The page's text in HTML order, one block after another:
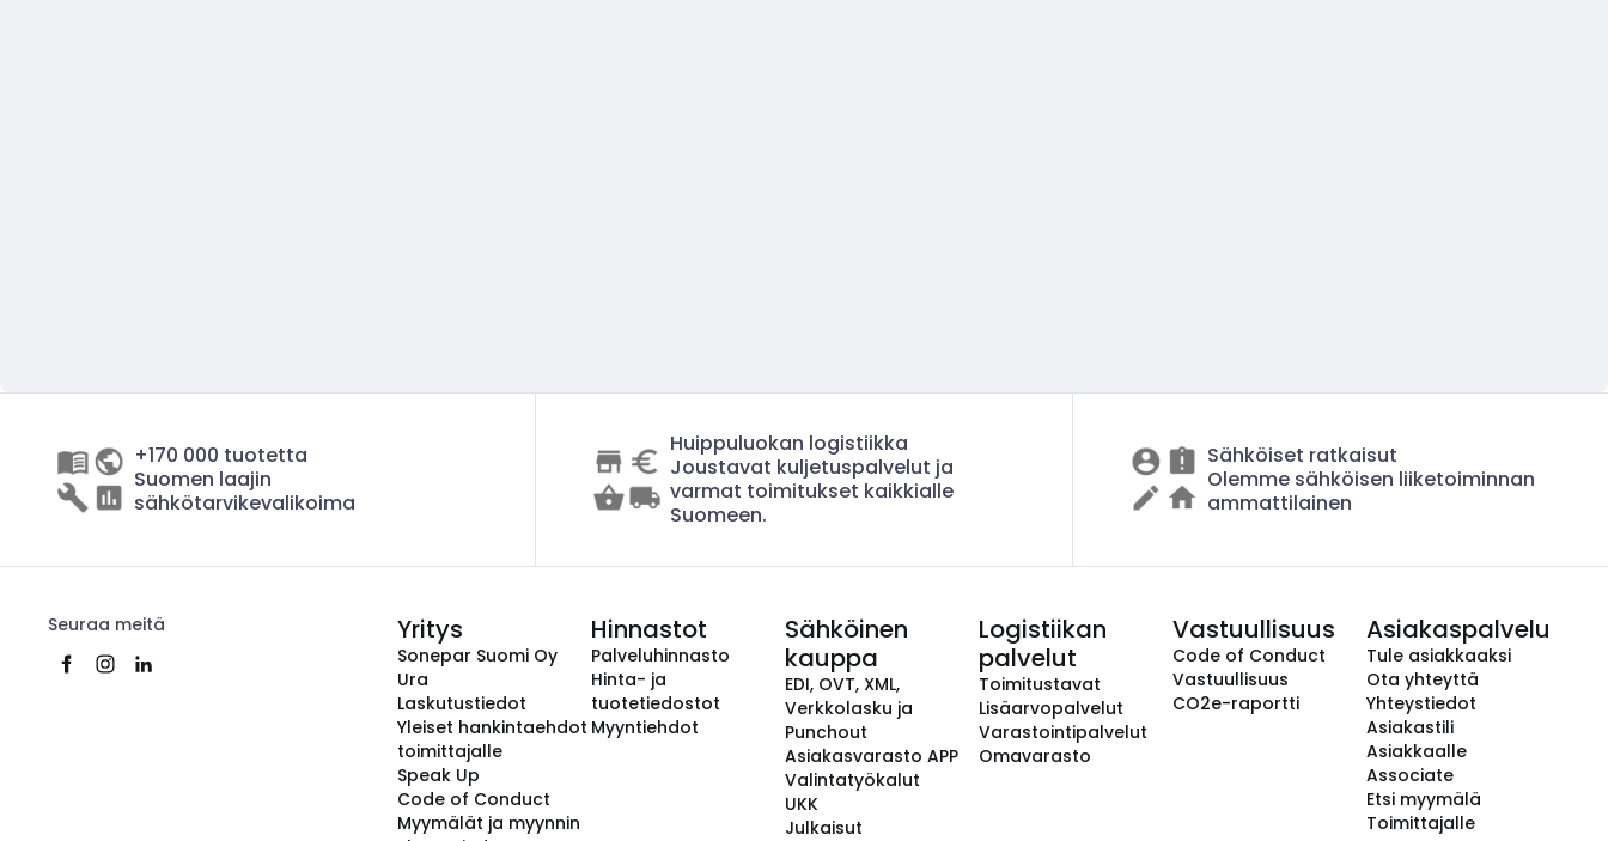
+170 000 tuotetta
Suomen laajin
sähkötarvikevalikoima
Huippuluokan logistiikka
Joustavat kuljetuspalvelut ja
varmat toimitukset kaikkialle
Suomeen.
Sähköiset ratkaisut
Olemme sähköisen liiketoiminnan
ammattilainen
Seuraa meitä Yritys
Sonepar Suomi Oy
Ura
Laskutustiedot
Yleiset hankintaehdot
toimittajalle
Speak Up
Code of Conduct
Myymälät ja myynnin
Hinnastot
Palveluhinnasto
Hinta- ja
tuotetiedostot
Myyntiehdot
Sähköinen
kauppa
EDI, OVT, XML,
Verkkolasku ja
Punchout
Asiakasvarasto APP
Valintatyökalut
UKK
Julkaisut
Logistiikan
palvelut
Toimitustavat
Lisäarvopalvelut
Varastointipalvelut
Omavarasto
Vastuullisuus
Code of Conduct
Vastuullisuus
CO2e-raportti
Asiakaspalvelu
Tule asiakkaaksi
Ota yhteyttä
Yhteystiedot
Asiakastili
Asiakkaalle
Associate
Etsi myymälä
Toimittajalle